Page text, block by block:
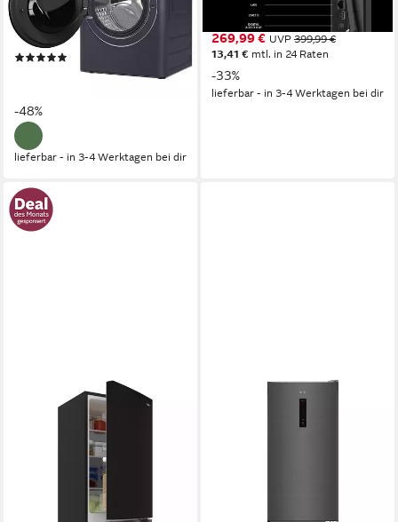
76 dB(A) Betriebsgeräusch
1400 U/min
Schleuderdrehzahl
Produktdatenblatt
UVP699,99 €
-48%
lieferbar - in 3-4 Werktagen bei dir
Produktdatenblatt
269,99 € UVP 399,99 €
13,41 € mtl. in 24 Raten
-33%
lieferbar - in 3-4 Werktagen bei dir